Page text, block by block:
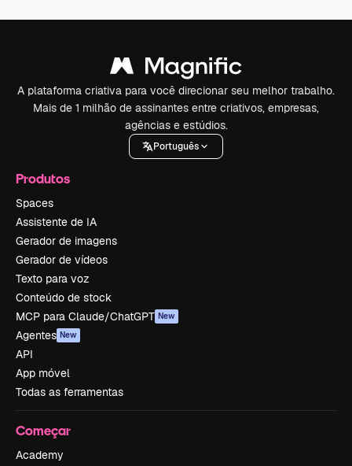
A plataforma criativa para você direcionar seu melhor trabalho.
Mais de 1 milhão de assinantes entre criativos, empresas,
agências e estúdios.
Português
Produtos
Spaces
Assistente de IA
Gerador de imagens
Gerador de vídeos
Texto para voz
Conteúdo de stock
MCP para Claude/ChatGPT New
Agentes New
API
App móvel
Todas as ferramentas
Começar
Academy